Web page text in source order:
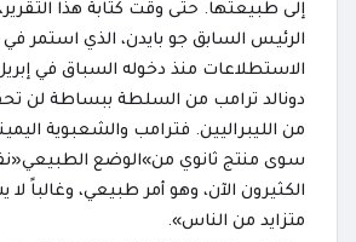
إلى طبيعتها. حتى وقت كتابة هذا
الرئيس السابق جو بايدن، الذي استمر في
دونالد ترامب من السلطة ببساطة لن
من الليبراليين. فترامب والشعبوية
سوى منتج ثانوي من»الوضع
الكثيرون الآن، وهو أمر طبيعي، وغالباً
متزايد من الناس».